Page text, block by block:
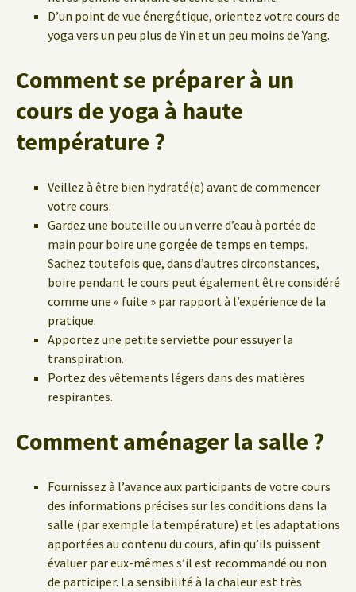
D’un point de vue énergétique, orientez votre cours de
yoga vers un peu plus de Yin et un peu moins de Yang.
Comment se préparer à un
cours de yoga à haute
température ?
Veillez à être bien hydraté(e) avant de commencer
votre cours.
Gardez une bouteille ou un verre d’eau à portée de
main pour boire une gorgée de temps en temps.
Sachez toutefois que, dans d’autres circonstances,
boire pendant le cours peut également être considéré
comme une « fuite » par rapport à l’expérience de la
pratique.
Apportez une petite serviette pour essuyer la
transpiration.
Portez des vêtements légers dans des matières
respirantes.
Comment aménager la salle ?
Fournissez à l’avance aux participants de votre cours
des informations précises sur les conditions dans la
salle (par exemple la température) et les adaptations
apportées au contenu du cours, afin qu’ils puissent
évaluer par eux-mêmes s’il est recommandé ou non
de participer. La sensibilité à la chaleur est très